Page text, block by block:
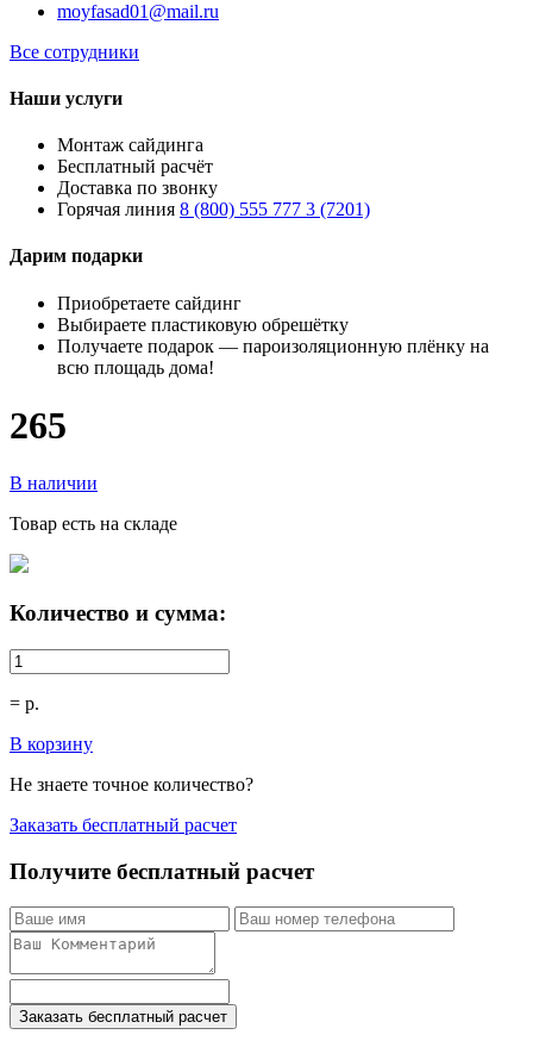
moyfasad01@mail.ru
Все сотрудники
Наши услуги
Монтаж сайдинга
Бесплатный расчёт
Доставка по звонку
Горячая линия 8 (800) 555 777 3 (7201)
Дарим подарки
Приобретаете сайдинг
Выбираете пластиковую обрешётку
Получаете подарок — пароизоляционную плёнку на
всю площадь дома!
265
В наличии
Товар есть на складе
Количество и сумма:
= р.
В корзину
Не знаете точное количество?
Заказать бесплатный расчет
Получите бесплатный расчет
Заказать бесплатный расчет